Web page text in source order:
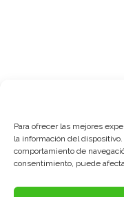
Para ofrecer las mejores
la información del
comportamiento de
consentimiento, puede